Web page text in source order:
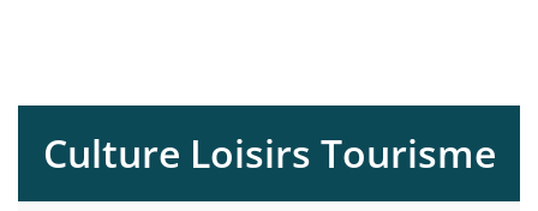
Culture Loisirs Tourisme